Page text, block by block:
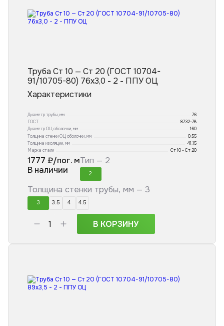
Труба Ст 10 — Ст 20 (ГОСТ 10704-
91/10705-80) 76x3,0 - 2 - ППУ ОЦ
Характеристики
Диаметр трубы, мм
76
ГОСТ
8732-78
Диаметр ОЦ оболочки, мм
160
Толщина стенки ОЦ оболочки, мм
0.55
Толщина изоляции, мм
41.15
Марка стали
Ст 10 - Ст 20
1777 ₽/пог. м
В наличии
Тип — 2
2
Толщина стенки трубы, мм — 3
3 3.5 4 4.5
В КОРЗИНУ